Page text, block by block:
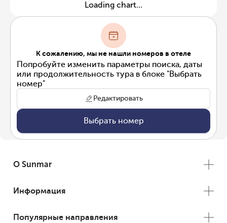
Loading chart...
К сожалению, мы не нашли номеров в отеле
Попробуйте изменить параметры поиска, даты
или продолжительность тура в блоке "Выбрать
номер"
Редактировать
Выбрать номер
О Sunmar
Информация
Популярные направления